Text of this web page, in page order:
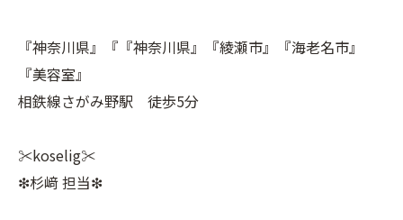
『神奈川県』『『神奈川県』『綾瀬市』『海老名市』
『美容室』
相鉄線さがみ野駅 徒歩5分
✂︎koselig✂︎
❇︎杉﨑 担当❇︎